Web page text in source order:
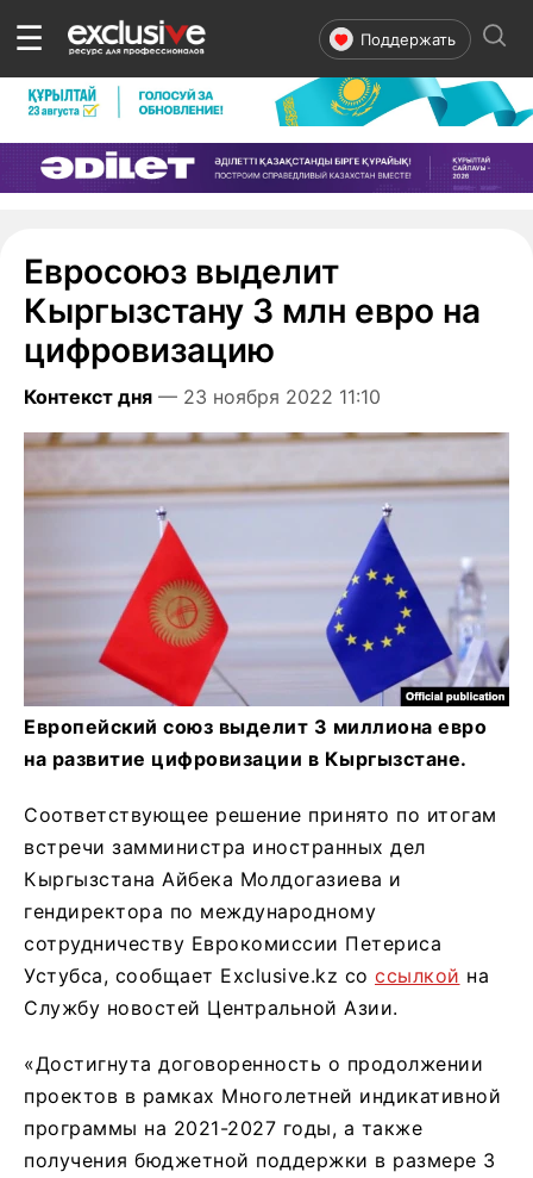
☰ Поддержать
Евросоюз выделит
Кыргызстану 3 млн евро на
цифровизацию
Контекст дня — 23 ноября 2022 11:10
Европейский союз выделит 3 миллиона евро
на развитие цифровизации в Кыргызстане.
Соответствующее решение принято по итогам
встречи замминистра иностранных дел
Кыргызстана Айбека Молдогазиева и
гендиректора по международному
сотрудничеству Еврокомиссии Петериса
Устубса, сообщает Exclusive.kz со ссылкой на
Службу новостей Центральной Азии.
«Достигнута договоренность о продолжении
проектов в рамках Многолетней индикативной
программы на 2021-2027 годы, а также
получения бюджетной поддержки в размере 3